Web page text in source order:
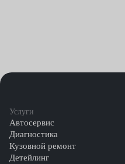
Услуги
Автосервис
Диагностика
Кузовной ремонт
Детейлинг